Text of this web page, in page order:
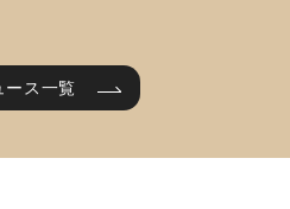
ース一覧